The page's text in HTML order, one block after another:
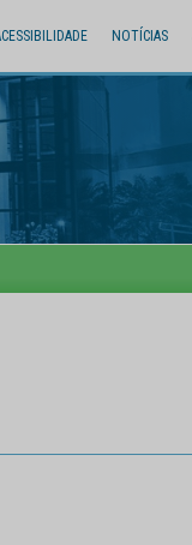
NOTÍCIAS